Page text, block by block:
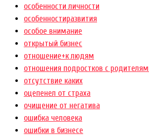
особенности личности
особенностиразвития
особое внимание
открытый бизнес
отношение+к людям
отношения подростков с
отсутствие каких
оцепенел от страха
очищение от негатива
ошибка человека
ошибки в бизнесе